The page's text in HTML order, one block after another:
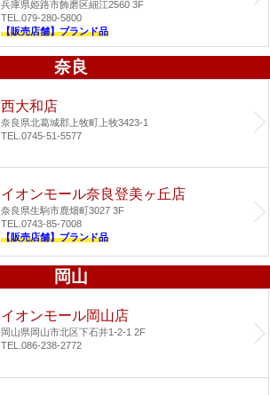
兵庫県姫路市飾磨区細江2560 3F
TEL.079-280-5800
【販売店舗】ブランド品
奈良
西大和店
奈良県北葛城郡上牧町上牧3423-1
TEL.0745-51-5577
イオンモール奈良登美ヶ丘店
奈良県生駒市鹿畑町3027 3F
TEL.0743-85-7008
【販売店舗】ブランド品
岡山
イオンモール岡山店
岡山県岡山市北区下石井1-2-1 2F
TEL.086-238-2772